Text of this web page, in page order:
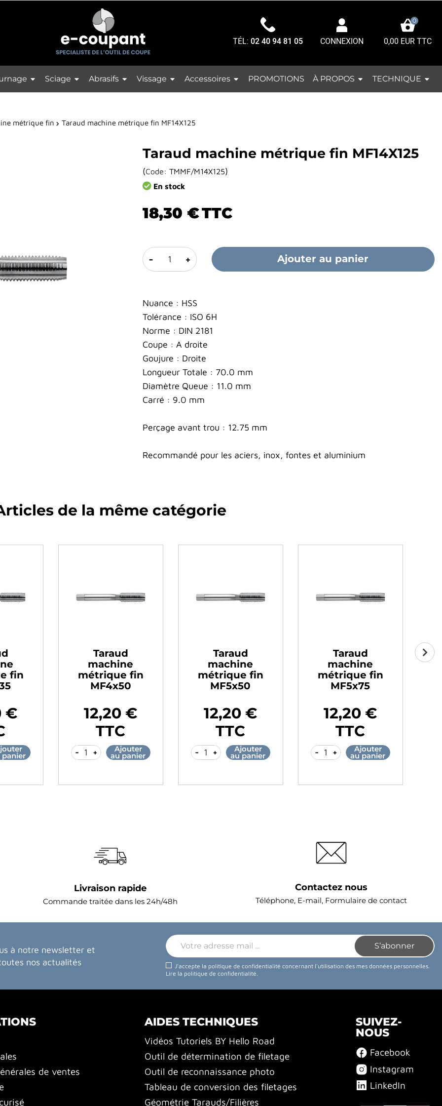
TÉL:02 40 94 81 05 CONNEXION
0
0,00 EUR TTC
Sciage Abrasifs Vissage Accessoires PROMOTIONS À PROPOS TECHNIQUE
métrique fin Taraud machine métrique fin MF14X125
Taraud machine métrique fin MF14X125
(Code: TMMF/M14X125)
En stock
18,30 €TTC
- + Ajouter au panier
Nuance : HSS
Tolérance : ISO 6H
Norme : DIN 2181
Coupe : A droite
Goujure : Droite
Longueur Totale : 70.0 mm
Diamètre Queue : 11.0 mm
Carré : 9.0 mm
Perçage avant trou : 12.75 mm
Recommandé pour les aciers, inox, fontes et aluminium
de la même catégorie
fin
€
Ajouter
au panier
Taraud
machine
métrique fin
MF7x75
Prix
11,00 €
TTC
- + Ajouter
au panier
Taraud
machine
métrique fin
MF8X50
Prix
11,00 €
TTC
- + Ajouter
au panier
Taraud
machine
métrique fin
MF8X75
Prix
11,00 €
TTC
- + Ajouter
au panier
Livraison rapide
Commande traitée dans les 24h/48h
Contactez nous
Téléphone, E-mail, Formulaire de contact
à notre newsletter et
nos actualités
J'accepte la politique de confidentialité concernant l'utilisation des mes données personnelles.
Lire la politique de confidentialité.
de ventes
AIDES TECHNIQUES
Vidéos Tutoriels BY Hello Road
Outil de détermination de filetage
Outil de reconnaissance photo
Tableau de conversion des filetages
Géométrie Tarauds/Filières
SUIVEZ-
NOUS
Facebook
Instagram
LinkedIn